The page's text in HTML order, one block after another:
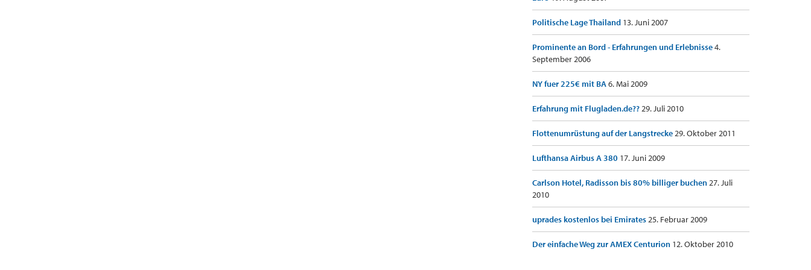
Politische Lage Thailand 13. Juni 2007
Prominente an Bord - Erfahrungen und Erlebnisse4.
September 2006
NY fuer 225€ mit BA6. Mai 2009
Erfahrung mit Flugladen.de??29. Juli 2010
Flottenumrüstung auf der Langstrecke29. Oktober 2011
Lufthansa Airbus A 380 17. Juni 2009
Carlson Hotel, Radisson bis 80% billiger buchen27. Juli
2010
uprades kostenlos bei Emirates25. Februar 2009
Der einfache Weg zur AMEX Centurion 12. Oktober 2010